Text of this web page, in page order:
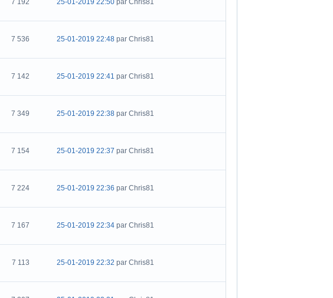
7 192 25-01-2019 22:50 par Chris81
7 536 25-01-2019 22:48 par Chris81
7 142 25-01-2019 22:41 par Chris81
7 349 25-01-2019 22:38 par Chris81
7 154 25-01-2019 22:37 par Chris81
7 224 25-01-2019 22:36 par Chris81
7 167 25-01-2019 22:34 par Chris81
7 113 25-01-2019 22:32 par Chris81